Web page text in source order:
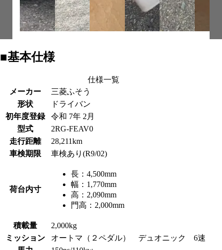
■基本仕様
仕様一覧
メーカー
三菱ふそう
形状
ドライバン
初年度登録
令和 7年 2月
型式
2RG-FEAV0
走行距離
28,211km
車検期限
車検あり(R9/02)
荷台内寸
長： 4,500mm
幅： 1,770mm
高： 2,090mm
門高： 2,000mm
積載量
2,000kg
ミッション
オートマ（２ペダル） デュオニック 6速